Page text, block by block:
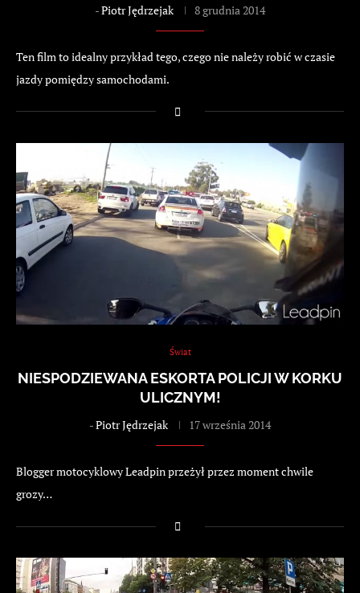
-Piotr Jędrzejak 8 grudnia 2014
Ten film to idealny przykład tego, czego nie należy robić w czasie
jazdy pomiędzy samochodami.
Świat
NIESPODZIEWANA ESKORTA POLICJI W KORKU
ULICZNYM!
-Piotr Jędrzejak 17 września 2014
Blogger motocyklowy Leadpin przeżył przez moment chwile
grozy…